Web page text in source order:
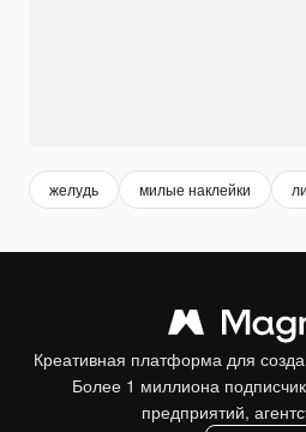
желудь милые наклейки
Креативная платформа для
Более 1 миллиона
предприятий,